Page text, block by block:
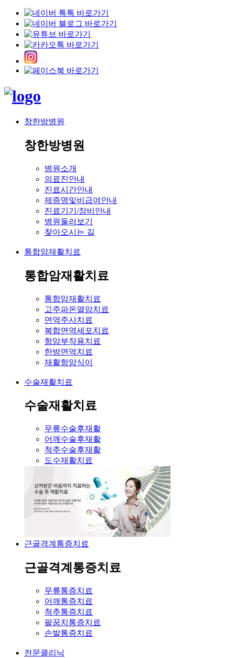
창한방병원
창한방병원
병원소개
의료진안내
진료시간안내
제증명및비급여안내
진료기기/장비안내
병원둘러보기
찾아오시는 길
통합암재활치료
통합암재활치료
통합암재활치료
고주파온열암치료
면역주사치료
복합면역세포치료
항암부작용치료
한방면역치료
재활항암식이
수술재활치료
수술재활치료
무릎수술후재활
어깨수술후재활
척추수술후재활
도수재활치료
근골격계통증치료
근골격계통증치료
무릎통증치료
어깨통증치료
척추통증치료
팔꿈치통증치료
손발통증치료
전문클리닉